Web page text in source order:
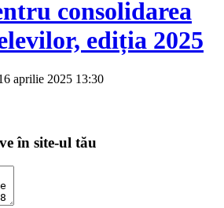
consolidarea
ediția 2025
aprilie 2025 13:30
în site-ul tău